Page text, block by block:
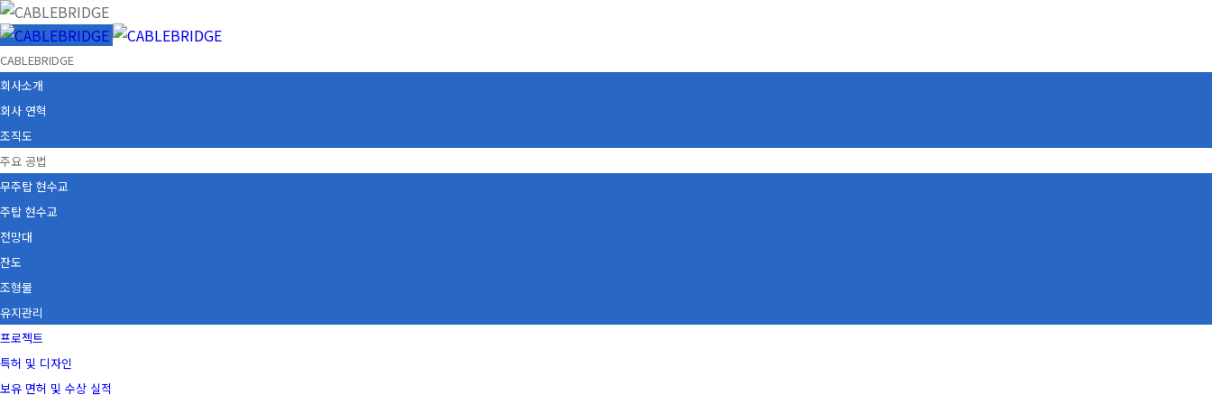
CABLEBRIDGE
회사소개
회사 연혁
조직도
주요 공법
무주탑 현수교
주탑 현수교
전망대
잔도
조형물
유지관리
프로젝트
특허 및 디자인
보유 면허 및 수상 실적